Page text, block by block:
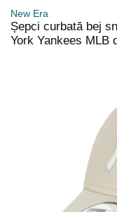
New Era
Șepci curbată bej
York Yankees MLB